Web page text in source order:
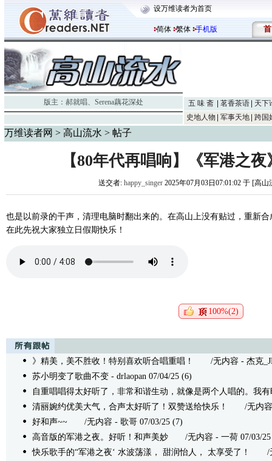
设万维读者为首页
简体 繁体 手机版 首
版主： 郝就唱、 Serena藕花深处 五 味 斋 茗香茶语
天下
史地人物
军事天地 跨国
万维读者网 > 高山流水 > 帖子
【80年代再唱响】《军港之
送交者: happy_singer2025年07月03日07:01:02 于 [高
也是以前录的干声，清理电脑时翻出来的。在高山上没有贴过，重新
在此先祝大家独立日假期快乐！
100%(2)
》精美，美不胜收！特别喜欢听合唱重唱！
/无内容 - 杰克
苏小明变了歌曲不变 - drlaopan 07/04/25 (6)
自重唱唱得太好听了，非常和谐生动，就像是两个人唱的。我有
清丽婉约优美大气，合声太好听了！双赞送给快乐！
/无内容 -
好和声~~ /无内容 - 歌哥 07/03/25 (7)
高音版的军港之夜。好听！和声美妙 /无内容 - 一荷 07/03/25
快乐歌手的“军港之夜‘ 水波荡漾， 甜润怡人， 太享受了！
/无